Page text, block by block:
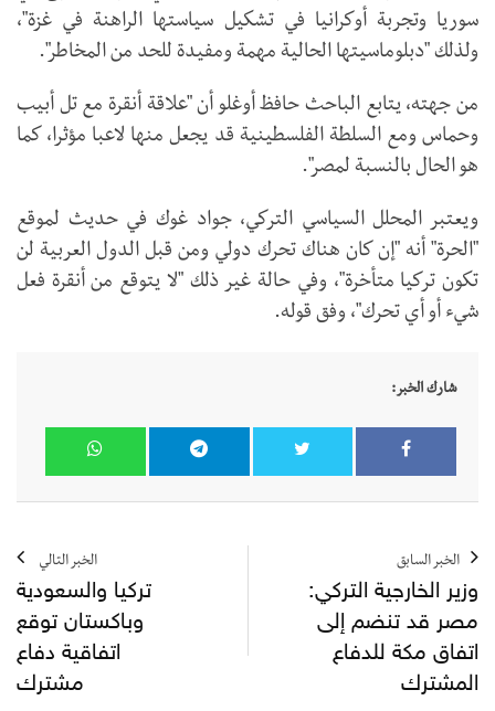
سوريا وتجربة أوكرانيا في تشكيل سياستها الراهنة في غزة"،
ولذلك "دبلوماسيتها الحالية مهمة ومفيدة للحد من المخاطر".
من جهته، يتابع الباحث حافظ أوغلو أن "علاقة أنقرة مع تل أبيب
وحماس ومع السلطة الفلسطينية قد يجعل منها لاعبا مؤثرا، كما
هو الحال بالنسبة لمصر".
ويعتبر المحلل السياسي التركي، جواد غوك في حديث لموقع
"الحرة" أنه "إن كان هناك تحرك دولي ومن قبل الدول العربية لن
تكون تركيا متأخرة"، وفي حالة غير ذلك "لا يتوقع من أنقرة فعل
شيء أو أي تحرك"، وفق قوله.
شارك الخبر:
الخبر السابق
وزير الخارجية التركي:
مصر قد تنضم إلى
اتفاق مكة للدفاع
المشترك
الخبر التالي
تركيا والسعودية
وباكستان توقع
اتفاقية دفاع
مشترك